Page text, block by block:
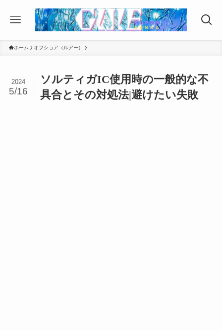
ホーム オフショア（ルアー）
ソルティガIC使用時の一般的な不
具合とその対処法|避けたい失敗
2024
5/16